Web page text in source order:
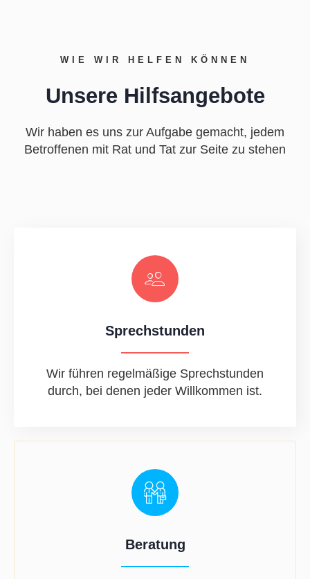
WIE WIR HELFEN KÖNNEN
Unsere Hilfsangebote
Wir haben es uns zur Aufgabe gemacht, jedem
Betroffenen mit Rat und Tat zur Seite zu stehen
Beratung
Sprechstunden
Wir führen regelmäßige Sprechstunden
durch, bei denen jeder Willkommen ist.